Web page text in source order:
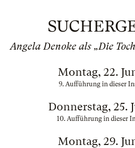
Angela Denoke als „Die
Montag, 22.
9. Aufführung in dieser
Donnerstag, 25.
10. Aufführung in dieser
Montag, 29.